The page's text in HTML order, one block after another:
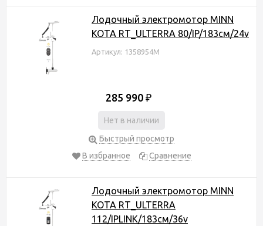
Лодочный электромотор MINN
KOTA RT_ULTERRA 80/IP/183см/24v
Артикул: 1358954M
285 990 ₽
Нет в наличии
Быстрый просмотр
В избранное
Сравнение
Лодочный электромотор MINN
KOTA RT_ULTERRA
112/IPLINK/183см/36v